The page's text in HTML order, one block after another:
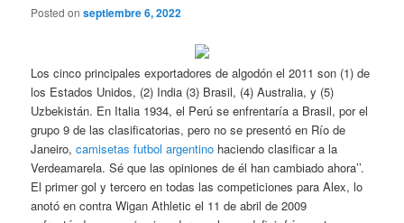
Posted onseptiembre 6, 2022
Los cinco principales exportadores de algodón el 2011 son (1) de
los Estados Unidos, (2) India (3) Brasil, (4) Australia, y (5)
Uzbekistán. En Italia 1934, el Perú se enfrentaría a Brasil, por el
grupo 9 de las clasificatorias, pero no se presentó en Río de
Janeiro,camisetas futbol argentino haciendo clasificar a la
Verdeamarela. Sé que las opiniones de él han cambiado ahora’’.
El primer gol y tercero en todas las competiciones para Alex, lo
anotó en contra Wigan Athletic el 11 de abril de 2009